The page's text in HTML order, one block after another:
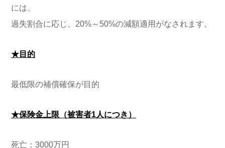
には、
過失割合に応じ、20%～50%の減額適用がなされます。
★目的
最低限の補償確保が目的
★保険金上限（被害者1人につき）
死亡：3000万円